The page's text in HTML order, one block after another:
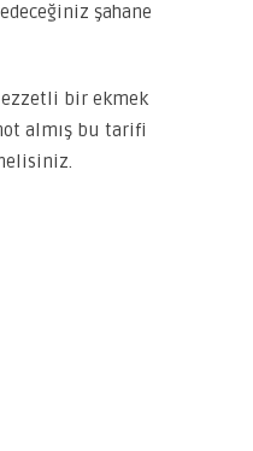
şahane
lezzetli bir ekmek
almış bu tarifi